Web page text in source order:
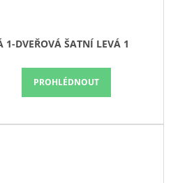
1-DVEŘOVÁ ŠATNÍ LEVÁ 1
PROHLÉDNOUT